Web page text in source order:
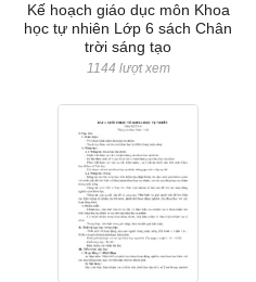
Kế hoạch giáo dục môn Khoa
học tự nhiên Lớp 6 sách Chân
trời sáng tạo
1144 lượt xem